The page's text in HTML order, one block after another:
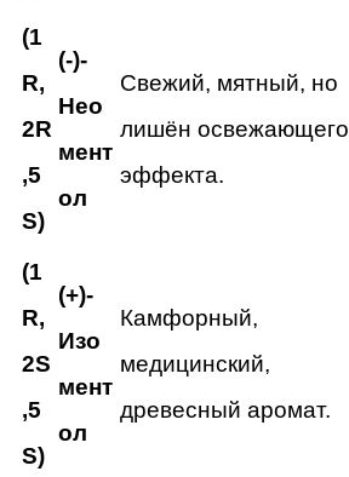
(1
R,
2R
,5
S)
(-)-
Нео
мент
ол
Свежий, мятный, но
лишён освежающего
эффекта.
(1
R,
2S
,5
S)
(+)-
Изо
мент
ол
Камфорный,
медицинский,
древесный аромат.